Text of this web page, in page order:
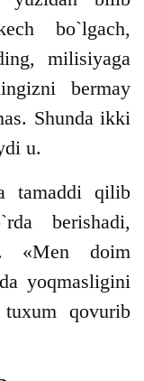
bo`lgach,
milisiyaga
bermay
Shunda ikki
u.
tamaddi qilib
berishadi,
«Men doim
yoqmasligini
qovurib